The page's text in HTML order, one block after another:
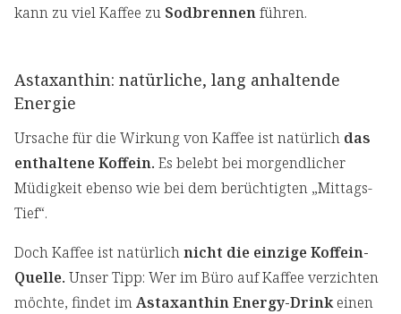
kann zu viel Kaffee zu Sodbrennenführen.
Astaxanthin: natürliche, lang anhaltende
Energie
Ursache für die Wirkung von Kaffee ist natürlich das
enthaltene Koffein. Es belebt bei morgendlicher
Müdigkeit ebenso wie bei dem berüchtigten „Mittags-
Tief“.
Doch Kaffee ist natürlichnicht die einzige Koffein-
Quelle. Unser Tipp: Wer im Büro auf Kaffee verzichten
möchte, findet imAstaxanthin Energy-Drinkeinen